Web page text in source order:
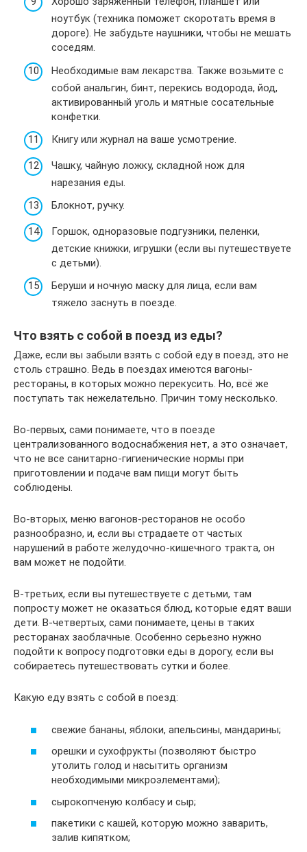
ноутбук (техника поможет скоротать время в
дороге). Не забудьте наушники, чтобы не мешать
соседям.
Необходимые вам лекарства. Также возьмите с
собой анальгин, бинт, перекись водорода, йод,
активированный уголь и мятные сосательные
конфетки.
Книгу или журнал на ваше усмотрение.
Чашку, чайную ложку, складной нож для
нарезания еды.
Блокнот, ручку.
Горшок, одноразовые подгузники, пеленки,
детские книжки, игрушки (если вы путешествуете
с детьми).
Беруши и ночную маску для лица, если вам
тяжело заснуть в поезде.
Что взять с собой в поезд из еды?
Даже, если вы забыли взять с собой еду в поезд, это не
столь страшно. Ведь в поездах имеются вагоны-
рестораны, в которых можно перекусить. Но, всё же
поступать так нежелательно. Причин тому несколько.
Во-первых, сами понимаете, что в поезде
централизованного водоснабжения нет, а это означает,
что не все санитарно-гигиенические нормы при
приготовлении и подаче вам пищи могут быть
соблюдены.
Во-вторых, меню вагонов-ресторанов не особо
разнообразно, и, если вы страдаете от частых
нарушений в работе желудочно-кишечного тракта, он
вам может не подойти.
В-третьих, если вы путешествуете с детьми, там
попросту может не оказаться блюд, которые едят ваши
дети. В-четвертых, сами понимаете, цены в таких
ресторанах заоблачные. Особенно серьезно нужно
подойти к вопросу подготовки еды в дорогу, если вы
собираетесь путешествовать сутки и более.
Какую еду взять с собой в поезд:
свежие бананы, яблоки, апельсины, мандарины;
орешки и сухофрукты (позволяют быстро
утолить голод и насытить организм
необходимыми микроэлементами);
сырокопченую колбасу и сыр;
пакетики с кашей, которую можно заварить,
залив кипятком;